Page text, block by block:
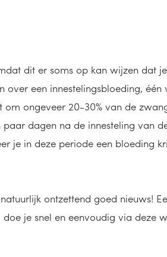
dit er soms op kan wijzen dat
een innestelingsbloeding, één
ongeveer 20-30% van de
dagen na de innesteling van
je in deze periode een bloeding
ontzettend goed nieuws!
je snel en eenvoudig via deze